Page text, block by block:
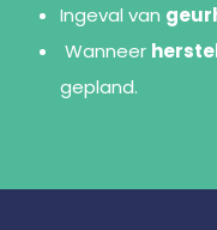
Ingeval van
Wanneer
gepland.